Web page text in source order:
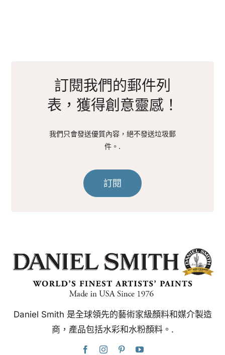
訂閱我們的郵件列
表，獲得創意靈感！
我們只會發送優質內容，絕不發送垃圾郵
件。.
訂閱
Daniel Smith 是全球領先的藝術家級顏料和媒介製造
商，產品包括水彩和水粉顏料。.